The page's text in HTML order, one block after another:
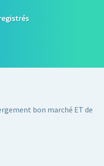
bon marché ET de